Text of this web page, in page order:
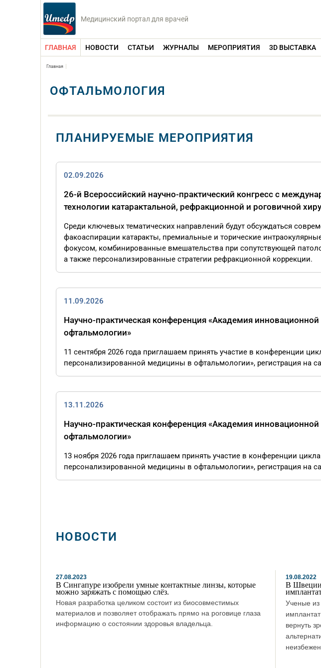
Медицинский портал для врачей
ГЛАВНАЯ НОВОСТИ СТАТЬИ ЖУРНАЛЫ МЕРОПРИЯТИЯ 3D ВЫСТАВКА
Главная
ОФТАЛЬМОЛОГИЯ
ПЛАНИРУЕМЫЕ МЕРОПРИЯТИЯ
02.09.2026
26-й Всероссийский научно-практический конгресс с
технологии катарактальной, рефракционной и роговичной
Среди ключевых тематических направлений будут обсуждаться
факоаспирации катаракты, премиальные и торические
фокусом, комбинированные вмешательства при сопутствующей
а также персонализированные стратегии рефракционной коррекции.
11.09.2026
Научно-практическая конференция «Академия
офтальмологии»
11 сентября 2026 года приглашаем принять участие в конференции
персонализированной медицины в офтальмологии», регистрация на
13.11.2026
Научно-практическая конференция «Академия
офтальмологии»
13 ноября 2026 года приглашаем принять участие в конференции
персонализированной медицины в офтальмологии», регистрация на
НОВОСТИ
27.08.2023
В Сингапуре изобрели умные контактные линзы, которые
можно заряжать с помощью слёз.
Новая разработка целиком состоит из биосовместимых
материалов и позволяет отображать прямо на роговице глаза
информацию о состоянии здоровья владельца.
19.08.2022
В Швеции
Ученые из
вернуть
неизбежен.